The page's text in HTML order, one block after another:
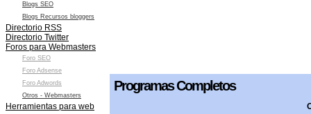
Blogs SEO
Blogs Recursos bloggers
Directorio RSS
Directorio Twitter
Foros para Webmasters
Foro SEO
Foro Adsense
Foro Adwords
Otros - Webmasters
Herramientas para web
Programas Completos